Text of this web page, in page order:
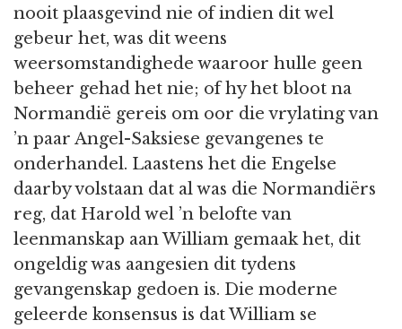
nooit plaasgevind nie of indien dit wel
gebeur het, was dit weens
weersomstandighede waaroor hulle geen
beheer gehad het nie; of hy het bloot na
Normandië gereis om oor die vrylating van
’n paar Angel-Saksiese gevangenes te
onderhandel. Laastens het die Engelse
daarby volstaan dat al was die Normandiërs
reg, dat Harold wel ’n belofte van
leenmanskap aan William gemaak het, dit
ongeldig was aangesien dit tydens
gevangenskap gedoen is. Die moderne
geleerde konsensus is dat William se